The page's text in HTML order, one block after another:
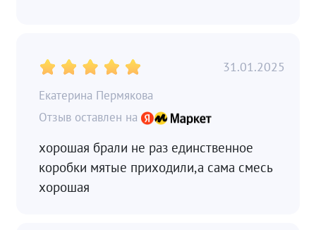
Екатерина Пермякова
31.01.2025
хорошая брали не раз единственное
коробки мятые приходили,а сама смесь
хорошая